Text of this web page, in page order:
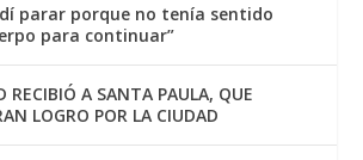
parar porque no tenía sentido
para continuar”
A SANTA PAULA, QUE
LOGRO POR LA CIUDAD